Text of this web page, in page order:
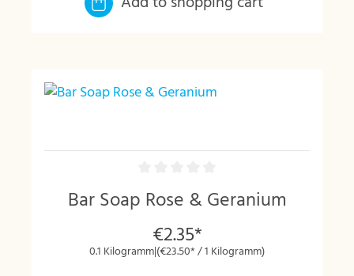
Bar Soap Rose & Geranium
€2.35*
0.1 Kilogramm|(€23.50* / 1 Kilogramm)